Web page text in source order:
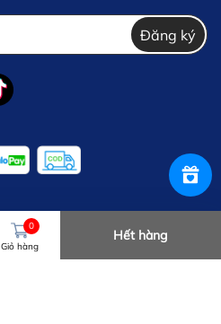
Đăng ký
0
Giỏ hàng
Hết hàng